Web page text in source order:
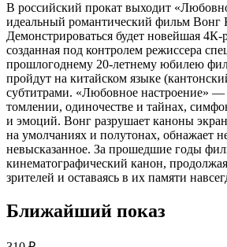
В российский прокат выходит
идеальный романтический фильм Вонг
Демонстрироваться будет новейшая 4К-
созданная под контролем режиссера
прошлогоднему 20-летнему юбилею
пройдут на китайском языке
субтитрами. «Любовное настроение»
томлении, одиночестве и тайнах,
и эмоций. Вонг разрушает каноны
на умолчаниях и полутонах, обнажает
невысказанное. За прошедшие годы
кинематографический канон,
зрителей и оставаясь в их памяти
Ближайший показ